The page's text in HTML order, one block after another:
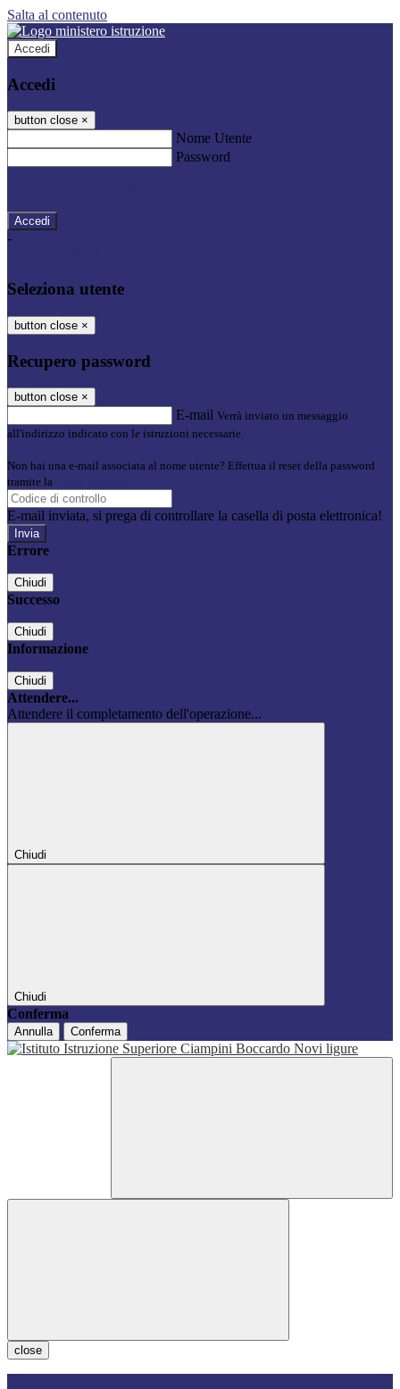
Salta al contenuto
Accedi
Accedi
button close ×
Nome Utente
Password
-
Seleziona utente
button close ×
Recupero password
button close ×
E-mail Verrà inviato un messaggio
all'indirizzo indicato con le istruzioni necessarie.
Non hai una e-mail associata al nome utente? Effettua il reset della password
tramite la
E-mail inviata, si prega di controllare la casella di posta elettronica!
Errore
Chiudi
Successo
Chiudi
Informazione
Chiudi
Attendere...
Attendere il completamento dell'operazione...
Chiudi
Chiudi
Conferma
Annulla Conferma
close